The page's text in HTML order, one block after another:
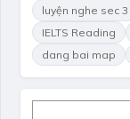
luyện nghe sec 3
IELTS Reading
dang bai map